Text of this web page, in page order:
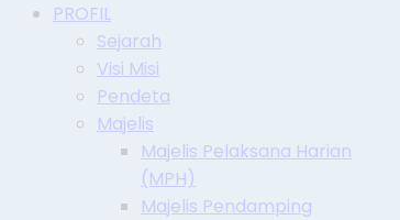
PROFIL
Sejarah
Visi Misi
Pendeta
Majelis
Majelis Pelaksana Harian
(MPH)
Majelis Pendamping